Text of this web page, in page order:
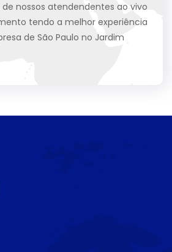
nossos atendendentes ao vivo
tendo a melhor experiência
de São Paulo no Jardim